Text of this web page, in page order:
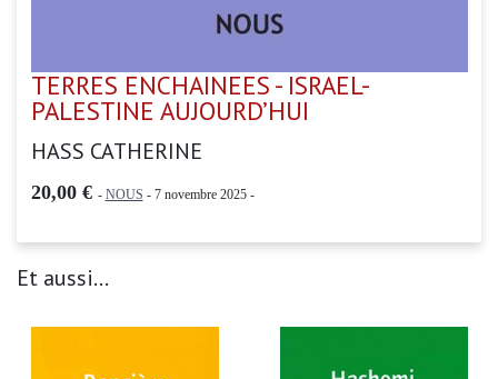
TERRES ENCHAINEES - ISRAEL-
PALESTINE AUJOURD’HUI
HASS CATHERINE
20,00 € - NOUS - 7 novembre 2025 -
Et aussi...